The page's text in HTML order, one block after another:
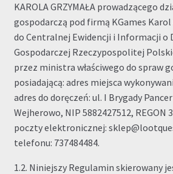
KAROLA GRZYMAŁA prowadzącego
gospodarczą pod firmą KGames Karol
do Centralnej Ewidencji i Informacji o
Gospodarczej Rzeczypospolitej
przez ministra właściwego do spraw
posiadającą: adres miejsca
adres do doręczeń: ul. I Brygady
Wejherowo, NIP 5882427512, REGON
poczty elektronicznej:
telefonu: 737484484.
1.2. Niniejszy Regulamin skierowany